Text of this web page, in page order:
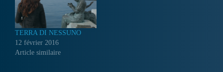
TERRA DI NESSUNO
12 février 2016
Article similaire